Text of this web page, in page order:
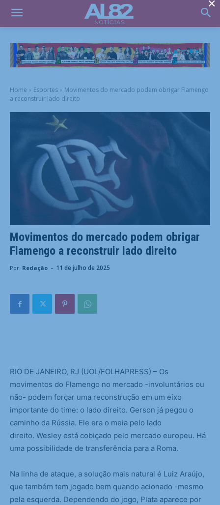
Home Esportes
Movimentos do mercado podem obrigar Flamengo
a reconstruir lado direito
Movimentos do mercado podem obrigar
Flamengo a reconstruir lado direito
Por: Redação - 11 de julho de 2025
RIO DE JANEIRO, RJ (UOL/FOLHAPRESS) – Os
movimentos do Flamengo no mercado -involuntários ou
não- podem forçar uma reconstrução em um eixo
importante do time: o lado direito. Gerson já pegou o
caminho da Rússia. Ele era o meia pelo lado
direito. Wesley está cobiçado pelo mercado europeu. Há
uma possibilidade de transferência para a Roma.
Na linha de ataque, a solução mais natural é Luiz Araújo,
que também tem jogado bem quando acionado -mesmo
pela esquerda. Dependendo do jogo, Plata aparece por